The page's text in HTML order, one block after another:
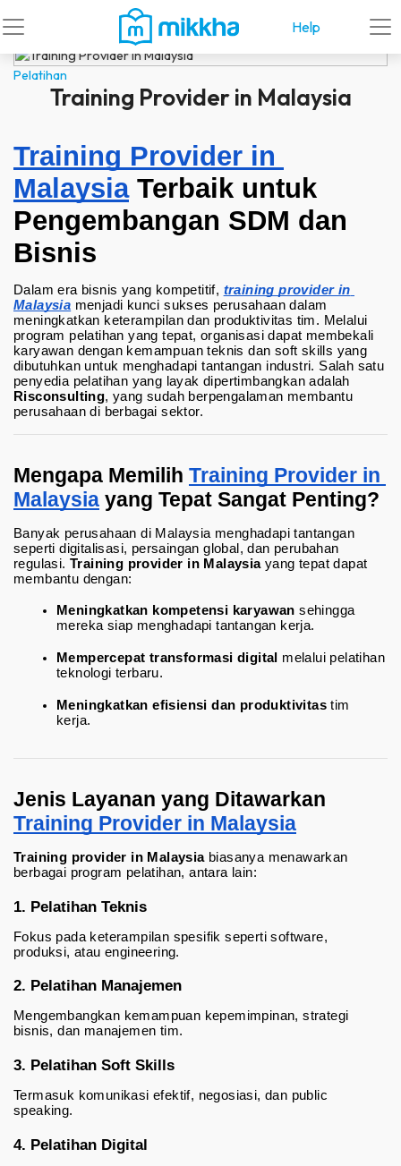
Help
Pelatihan
Training Provider in Malaysia
Training Provider in
Malaysia Terbaik untuk
Pengembangan SDM dan
Bisnis
Dalam era bisnis yang kompetitif, training provider in
Malaysia menjadi kunci sukses perusahaan dalam
meningkatkan keterampilan dan produktivitas tim. Melalui
program pelatihan yang tepat, organisasi dapat membekali
karyawan dengan kemampuan teknis dan soft skills yang
dibutuhkan untuk menghadapi tantangan industri. Salah satu
Risconsulting, yang sudah berpengalaman membantu
perusahaan di berbagai sektor.
Mengapa Memilih Training Provider in
Malaysia yang Tepat Sangat Penting?
Banyak perusahaan di Malaysia menghadapi tantangan
seperti digitalisasi, persaingan global, dan perubahan
regulasi. Training provider in Malaysia yang tepat dapat
membantu dengan:
Meningkatkan kompetensi karyawan sehingga
mereka siap menghadapi tantangan kerja.
Mempercepat transformasi digital melalui pelatihan
teknologi terbaru.
Meningkatkan efisiensi dan produktivitas tim
kerja.
Training Provider in Malaysia
Training provider in Malaysia biasanya menawarkan
berbagai program pelatihan, antara lain:
1. Pelatihan Teknis
Fokus pada keterampilan spesifik seperti software,
produksi, atau engineering.
2. Pelatihan Manajemen
Mengembangkan kemampuan kepemimpinan, strategi
bisnis, dan manajemen tim.
3. Pelatihan Soft Skills
Termasuk komunikasi efektif, negosiasi, dan public
speaking.
4. Pelatihan Digital